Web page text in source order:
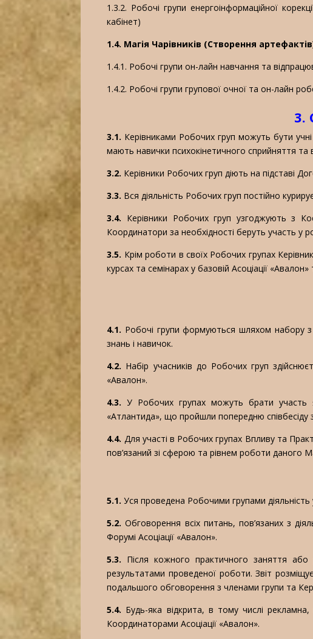
1.3.2. Робочі групи енергоінформаційної
кабінет)
1.4. Магія Чарівників (Створення
1.4.1. Робочі групи он-лайн навчання та
1.4.2. Робочі групи групової очної та он-лайн
3.
3.1. Керівниками Робочих груп можуть бути
мають навички психокінетичного сприйняття та
3.2. Керівники Робочих груп діють на підставі
3.3. Вся діяльність Робочих груп постійно
3.4. Керівники Робочих груп узгоджують з
Координатори за необхідності беруть участь у
3.5. Крім роботи в своїх Робочих групах
курсах та семінарах у базовій Асоціації
4.1. Робочі групи формуються шляхом набору
знань і навичок.
4.2. Набір учасників до Робочих груп
«Авалон».
4.3. У Робочих групах можуть брати участь як
«Атлантида», що пройшли попередню співбесіду
4.4. Для участі в Робочих групах Впливу та
пов’язаний зі сферою та рівнем роботи даного
5.1. Уся проведена Робочими групами
5.2. Обговорення всіх питань, пов’язаних з
Форумі Асоціації «Авалон».
5.3. Після кожного практичного заняття або
результатами проведеної роботи. Звіт
подальшого обговорення з членами групи та
5.4. Будь-яка відкрита, в тому числі
Координаторами Асоціації «Авалон».